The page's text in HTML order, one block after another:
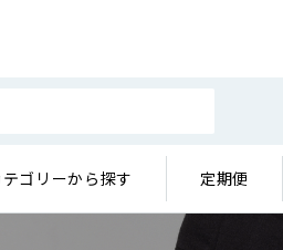
ゴリーから探す 定期便